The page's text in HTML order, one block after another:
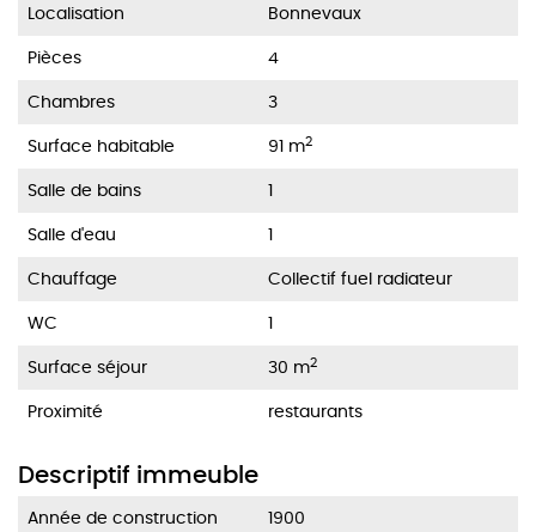
Localisation
Bonnevaux
Pièces
4
Chambres
3
Surface habitable
91 m2
Salle de bains
1
Salle d'eau
1
Chauffage
Collectif fuel radiateur
WC
1
Surface séjour
30 m2
Proximité restaurants
Descriptif immeuble
Année de construction
1900